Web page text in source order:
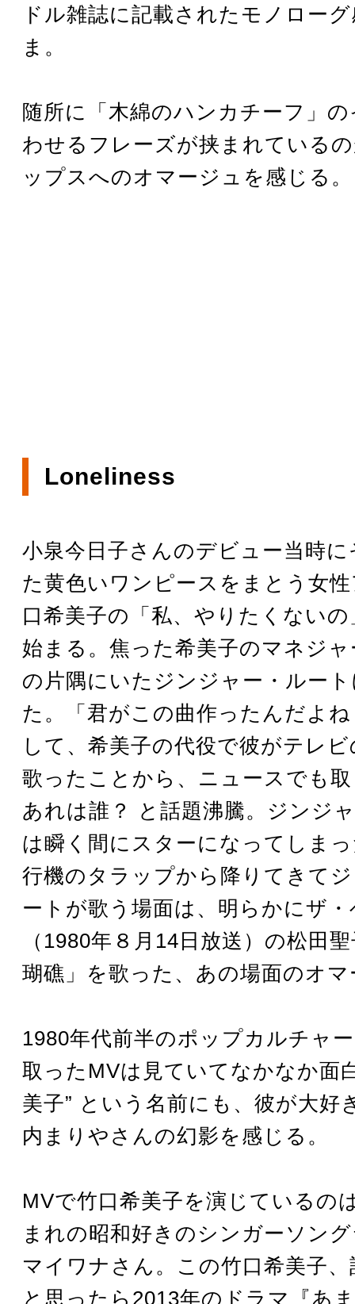
ドル雑誌に記載されたモノロー
ま。
随所に「木綿のハンカチーフ」
わせるフレーズが挟まれている
ップスへのオマージュを感じる。
Loneliness
小泉今日子さんのデビュー当時
た黄色いワンピースをまとう女
口希美子の「私、やりたくない
始まる。焦った希美子のマネジ
の片隅にいたジンジャー・ルー
た。「君がこの曲作ったんだよ
して、希美子の代役で彼がテレ
歌ったことから、ニュースでも
あれは誰？ と話題沸騰。ジンジ
は瞬く間にスターになってしま
行機のタラップから降りてきて
ートが歌う場面は、明らかにザ
（1980年８月14日放送）の松田
瑚礁」を歌った、あの場面のオ
1980年代前半のポップカルチャ
取ったMVは見ていてなかなか面
美子” という名前にも、彼が大好
内まりやさんの幻影を感じる。
MVで竹口希美子を演じているの
まれの昭和好きのシンガーソン
マイワナさん。この竹口希美子
と思ったら2013年のドラマ『あ